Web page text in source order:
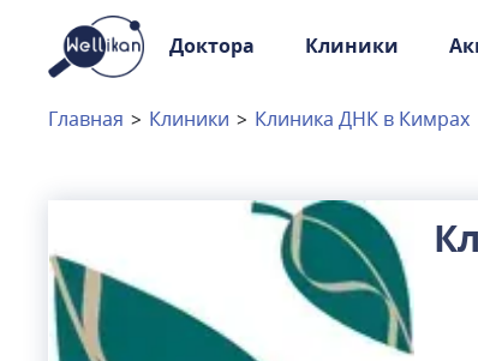
Доктора Клиники
Доктора
Клиники
Москва Московская область
Связаться с нами
Главная > Клиники > Клиника ДНК в Кимрах